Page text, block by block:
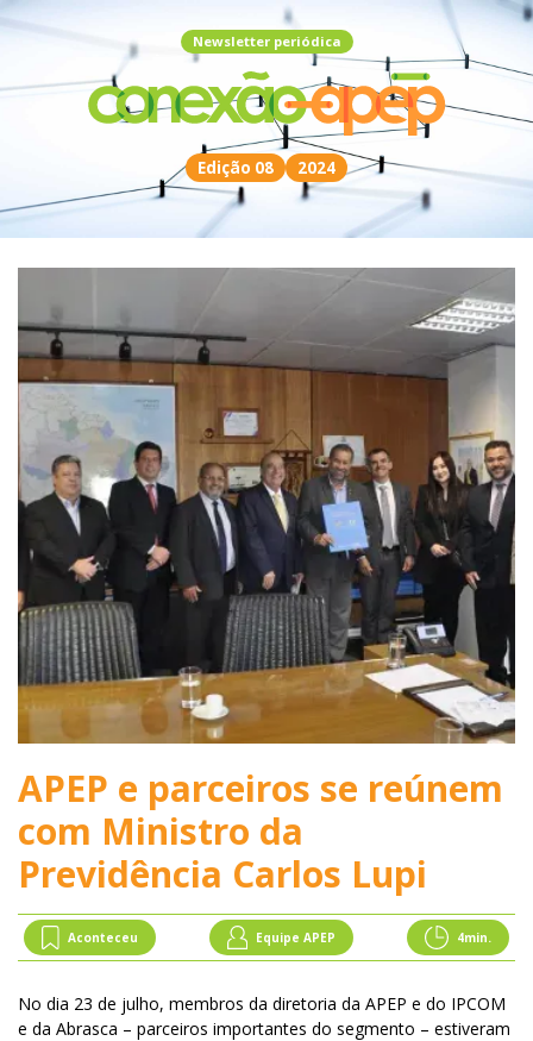
Newsletter periódica
Edição 08 2024
APEP e parceiros se reúnem
com Ministro da
Previdência Carlos Lupi
Aconteceu Equipe APEP 4min.
No dia 23 de julho, membros da diretoria da APEP e do IPCOM
e da Abrasca – parceiros importantes do segmento – estiveram